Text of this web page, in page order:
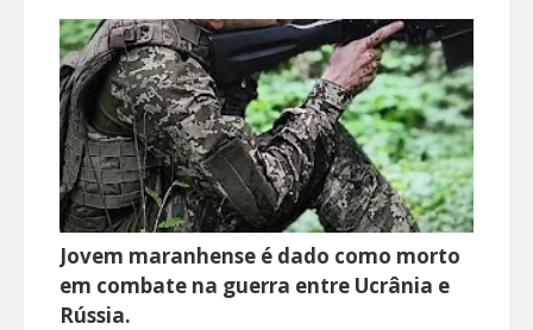
Jovem maranhense é dado como morto
em combate na guerra entre Ucrânia e
Rússia.